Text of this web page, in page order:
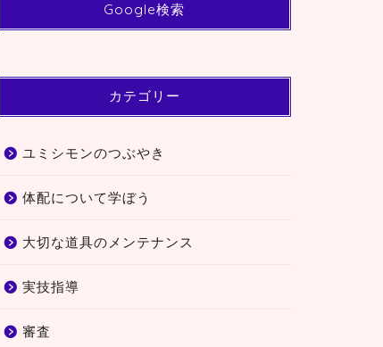
Google検索
カテゴリー
ユミシモンのつぶやき
体配について学ぼう
大切な道具のメンテナンス
実技指導
審査